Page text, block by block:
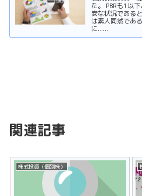
た。 PBRも1以
安な状況である
は素人同然であ
に......
関連記事
株式投資（個別株）